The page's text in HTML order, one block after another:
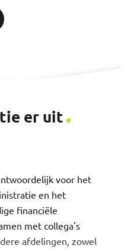
er uit
voor het
en het
financiële
met collega's
afdelingen, zowel